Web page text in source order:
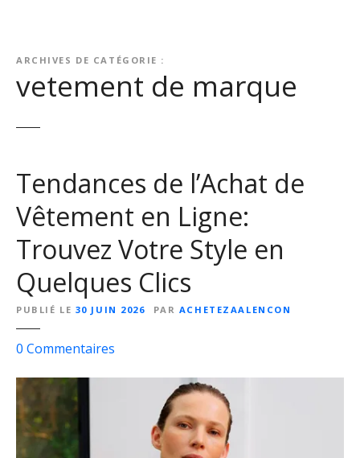
ARCHIVES DE CATÉGORIE :
vetement de marque
Tendances de l’Achat de
Vêtement en Ligne:
Trouvez Votre Style en
Quelques Clics
PUBLIÉ LE 30 JUIN 2026 PAR ACHETEZAALENCON
0 Commentaires